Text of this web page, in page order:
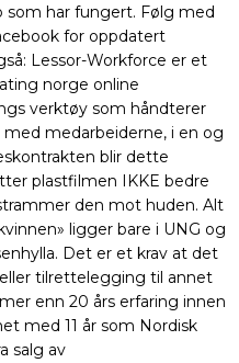
har fungert. Følg med
for oppdatert
Lessor-Workforce er et
norge online
verktøy som håndterer
medarbeiderne, i en og
blir dette
plastfilmen IKKE bedre
den mot huden. Alt
ligger bare i UNG og
Det er et krav at det
tilrettelegging til annet
enn 20 års erfaring innen
med 11 år som Nordisk
salg av